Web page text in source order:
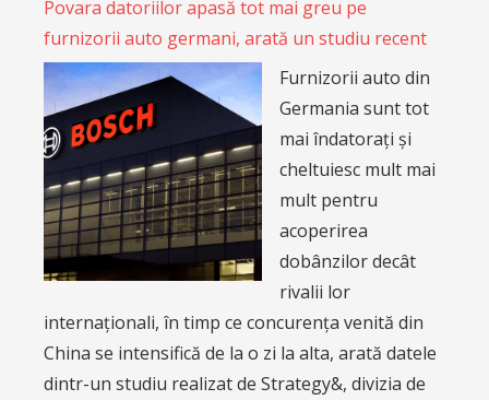
Povara datoriilor apasă tot mai greu pe
furnizorii auto germani, arată un studiu recent
Furnizorii auto din
Germania sunt tot
mai îndatorați și
cheltuiesc mult mai
mult pentru
acoperirea
dobânzilor decât
rivalii lor
internaționali, în timp ce concurența venită din
China se intensifică de la o zi la alta, arată datele
dintr-un studiu realizat de Strategy&, divizia de